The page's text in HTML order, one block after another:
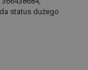
status dużego